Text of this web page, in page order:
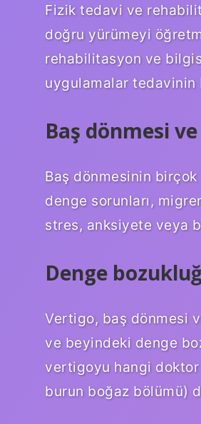
Fizik tedavi ve
doğru yürümeyi
rehabilitasyon ve
uygulamalar tedavinin
Baş dönmesi
Baş dönmesinin
denge sorunları,
stres, anksiyete veya
Denge
Vertigo, baş dönmesi
ve beyindeki denge
vertigoyu hangi doktor
burun boğaz bölümü)